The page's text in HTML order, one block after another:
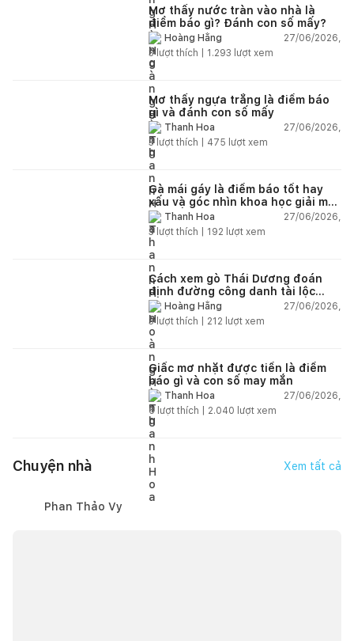
Mơ thấy nước tràn vào nhà là
điềm báo gì? Đánh con số mấy?
Hoàng Hằng
27/06/2026,
3lượt thích | 1.293 lượt xem
Mơ thấy ngựa trắng là điềm báo
gì và đánh con số mấy
Thanh Hoa
27/06/2026,
3lượt thích | 475 lượt xem
Gà mái gáy là điềm báo tốt hay
xấu và góc nhìn khoa học giải mã
chi tiết
Thanh Hoa
27/06/2026,
3lượt thích | 192 lượt xem
Cách xem gò Thái Dương đoán
định đường công danh tài lộc
theo nhân tướng học
Hoàng Hằng
27/06/2026,
3lượt thích | 212 lượt xem
Giấc mơ nhặt được tiền là điềm
báo gì và con số may mắn
Thanh Hoa
27/06/2026,
6 lượt thích | 2.040 lượt xem
Chuyện nhà Xem tất cả
Phan Thảo Vy